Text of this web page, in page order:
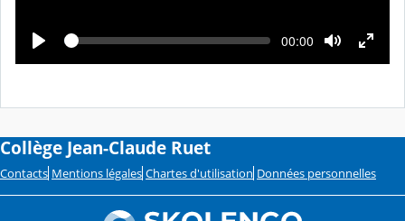
t
u
e
L
e
c
e
T
m
é
u
é
00:00
Collège Jean-Claude Ruet
Contacts Mentions légales Chartes d'utilisation Données personnelles